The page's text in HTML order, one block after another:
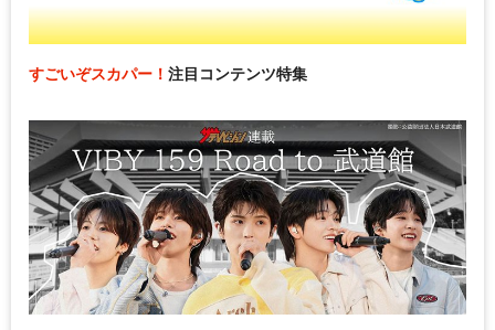
すごいぞスカパー！ 注目コンテンツ特集